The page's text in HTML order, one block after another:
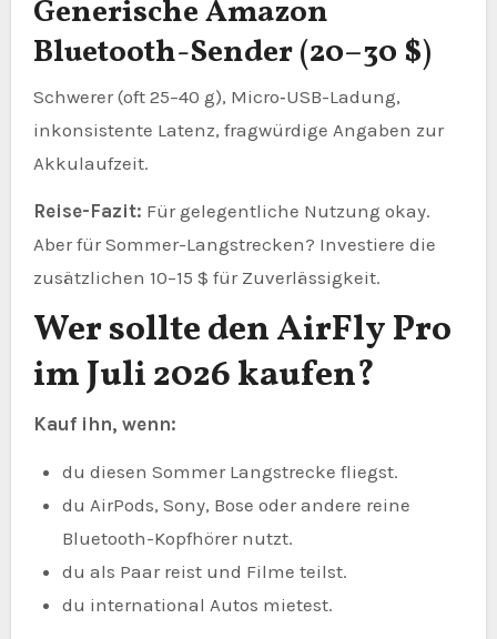
Generische Amazon
Bluetooth-Sender (20–30 $)
Schwerer (oft 25–40 g), Micro‑USB-Ladung,
inkonsistente Latenz, fragwürdige Angaben zur
Akkulaufzeit.
Reise-Fazit: Für gelegentliche Nutzung okay.
Aber für Sommer-Langstrecken? Investiere die
zusätzlichen 10–15 $ für Zuverlässigkeit.
Wer sollte den AirFly Pro
im Juli 2026 kaufen?
Kauf ihn, wenn:
du diesen Sommer Langstrecke fliegst.
du AirPods, Sony, Bose oder andere reine
Bluetooth-Kopfhörer nutzt.
du als Paar reist und Filme teilst.
du international Autos mietest.